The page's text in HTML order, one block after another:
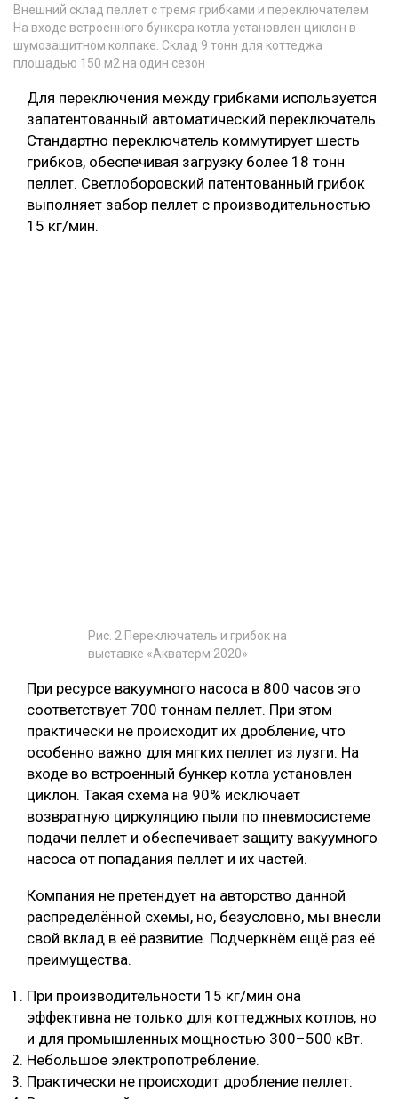
Внешний склад пеллет с тремя грибками и переключателем.
На входе встроенного бункера котла установлен циклон в
шумозащитном колпаке. Склад 9 тонн для коттеджа
площадью 150 м2 на один сезон
Для переключения между грибками используется
запатентованный автоматический переключатель.
Стандартно переключатель коммутирует шесть
грибков, обеспечивая загрузку более 18 тонн
пеллет. Светлоборовский патентованный грибок
выполняет забор пеллет с производительностью
15 кг/мин.
Рис. 2 Переключатель и грибок на
выставке «Акватерм 2020»
При ресурсе вакуумного насоса в 800 часов это
соответствует 700 тоннам пеллет. При этом
практически не происходит их дробление, что
особенно важно для мягких пеллет из лузги. На
входе во встроенный бункер котла установлен
циклон. Такая схема на 90% исключает
возвратную циркуляцию пыли по пневмосистеме
подачи пеллет и обеспечивает защиту вакуумного
насоса от попадания пеллет и их частей.
Компания не претендует на авторство данной
распределённой схемы, но, безусловно, мы внесли
свой вклад в её развитие. Подчеркнём ещё раз её
преимущества.
При производительности 15 кг/мин она
эффективна не только для коттеджных котлов, но
и для промышленных мощностью 300–500 кВт.
Небольшое электропотребление.
Практически не происходит дробление пеллет.